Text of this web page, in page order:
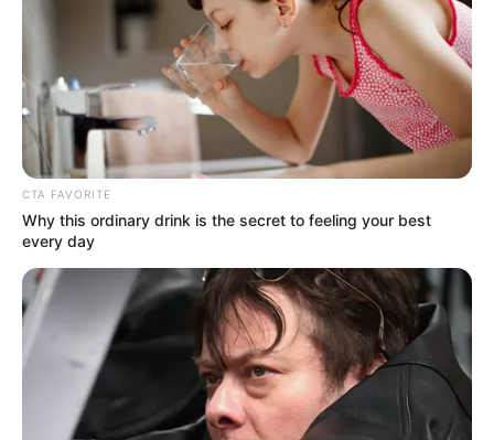
ΔΗΜΟΦΙΛΗ ΑΡΘΡΑ
CTA FAVORITE
Why this ordinary drink is the secret to feeling your best
every day